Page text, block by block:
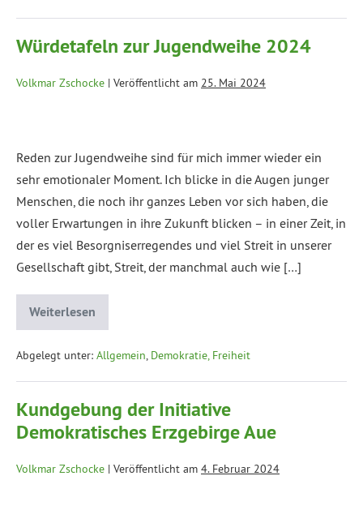
Würdetafeln zur Jugendweihe 2024
Volkmar Zschocke | Veröffentlicht am 25. Mai 2024
Reden zur Jugendweihe sind für mich immer wieder ein
sehr emotionaler Moment. Ich blicke in die Augen junger
Menschen, die noch ihr ganzes Leben vor sich haben, die
voller Erwartungen in ihre Zukunft blicken – in einer Zeit, in
der es viel Besorgniserregendes und viel Streit in unserer
Gesellschaft gibt, Streit, der manchmal auch wie […]
Weiterlesen
Abgelegt unter: Allgemein, Demokratie, Freiheit
Kundgebung der Initiative
Demokratisches Erzgebirge Aue
Volkmar Zschocke | Veröffentlicht am 4. Februar 2024